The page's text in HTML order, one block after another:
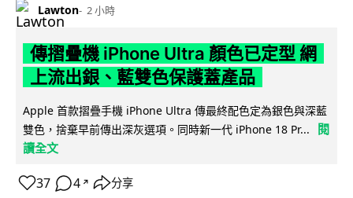
Lawton 2 小時
傳摺疊機 iPhone Ultra 顏色已定型 網
上流出銀、藍雙色保護蓋產品
Apple 首款摺疊手機 iPhone Ultra 傳最終配色定為銀色與深藍
雙色，捨棄早前傳出深灰選項。同時新一代 iPhone 18 Pr...
閱
讀全文
37 4 ↗ 分享